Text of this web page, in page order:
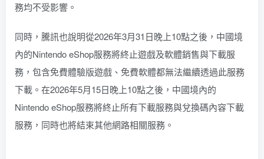
務均不受影響。
同時，騰訊也說明從2026年3月31日晚上10點之後，中國境
內的Nintendo eShop服務將終止遊戲及軟體銷售與下載服
務，包含免費體驗版遊戲、免費軟體都無法繼續透過此服務
下載。在2026年5月15日晚上10點之後，中國境內的
Nintendo eShop服務將終止所有下載服務與兌換碼內容下載
服務，同時也將結束其他網路相關服務。